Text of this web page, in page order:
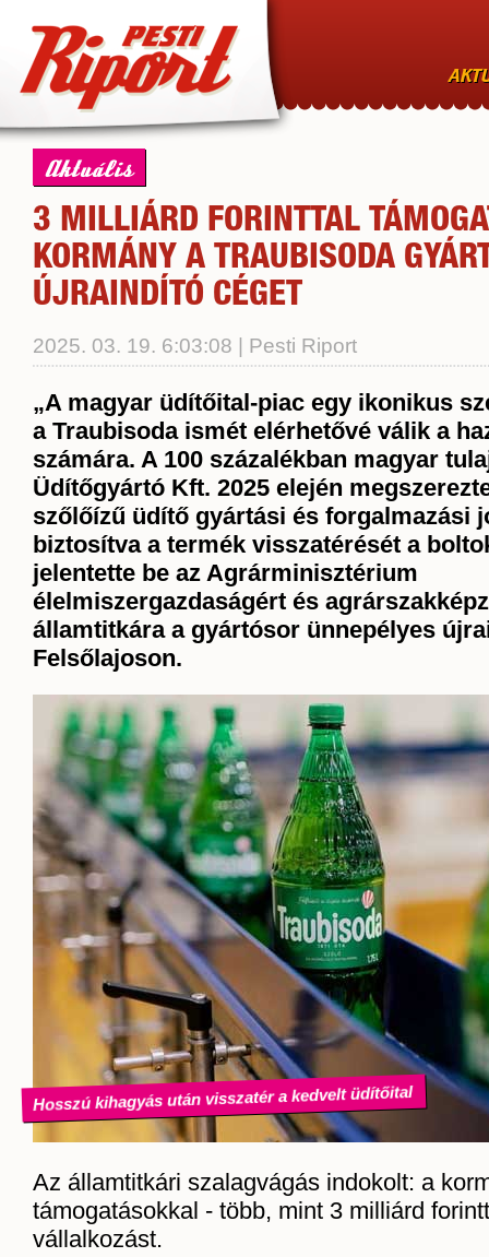
Aktuális
3 MILLIÁRD FORINTTAL
KORMÁNY A TRAUBISODA
ÚJRAINDÍTÓ CÉGET
2025. 03. 19. 6:03:08 | Pesti Riport
„A magyar üdítőital-piac egy ikonikus
a Traubisoda ismét elérhetővé válik a
számára. A 100 százalékban magyar
Üdítőgyártó Kft. 2025 elején
szőlőízű üdítő gyártási és forgalmazási
biztosítva a termék visszatérését a
jelentette be az Agrárminisztérium
élelmiszergazdaságért és
államtitkára a gyártósor ünnepélyes
Felsőlajoson.
Hosszú kihagyás után visszatér a kedvelt üdítőital
Az államtitkári szalagvágás indokolt: a
támogatásokkal - több, mint 3 milliárd
vállalkozást.